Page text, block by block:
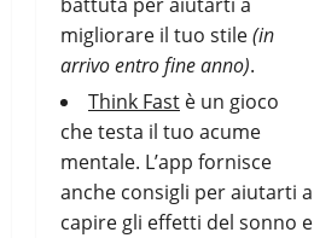
migliorare il tuo stile(in
arrivo entro fine anno).
Think Fast è un gioco
che testa il tuo acume
mentale. L’app fornisce
anche consigli per aiutarti a
capire gli effetti del sonno e